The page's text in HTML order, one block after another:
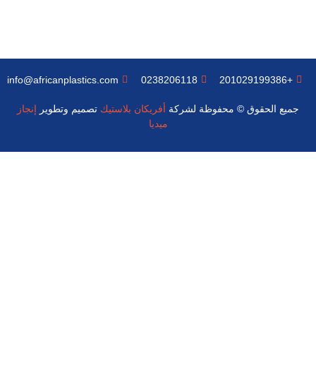
جميع الحقوق © محفوظة لشركة أفريكان بلاستيك تصميم وتطوير إنجاز
ميديا
+201029199386
0238206118
info@africanplastics.com